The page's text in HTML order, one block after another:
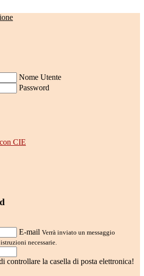
Nome Utente
Password
CIE
E-mail Verrà inviato un messaggio
necessarie.
controllare la casella di posta elettronica!